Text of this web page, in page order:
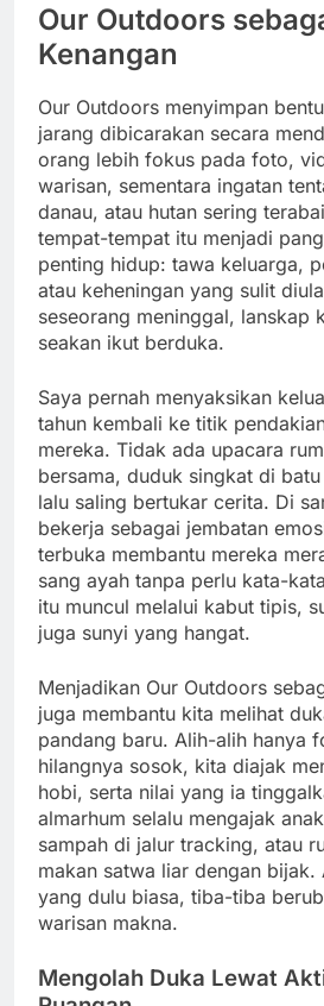
Our Outdoors
Kenangan
Our Outdoors menyimpan
jarang dibicarakan secara
orang lebih fokus pada foto,
warisan, sementara ingatan
danau, atau hutan sering
tempat-tempat itu menjadi
penting hidup: tawa keluarga,
atau keheningan yang sulit
seseorang meninggal, lanskap
seakan ikut berduka.
Saya pernah menyaksikan
tahun kembali ke titik
mereka. Tidak ada upacara
bersama, duduk singkat di
lalu saling bertukar cerita. Di
bekerja sebagai jembatan
terbuka membantu mereka
sang ayah tanpa perlu kata-
itu muncul melalui kabut tipis,
juga sunyi yang hangat.
Menjadikan Our Outdoors
juga membantu kita melihat
pandang baru. Alih-alih hanya
hilangnya sosok, kita diajak
hobi, serta nilai yang ia
almarhum selalu mengajak
sampah di jalur tracking, atau
makan satwa liar dengan bijak.
yang dulu biasa, tiba-tiba
warisan makna.
Mengolah Duka Lewat